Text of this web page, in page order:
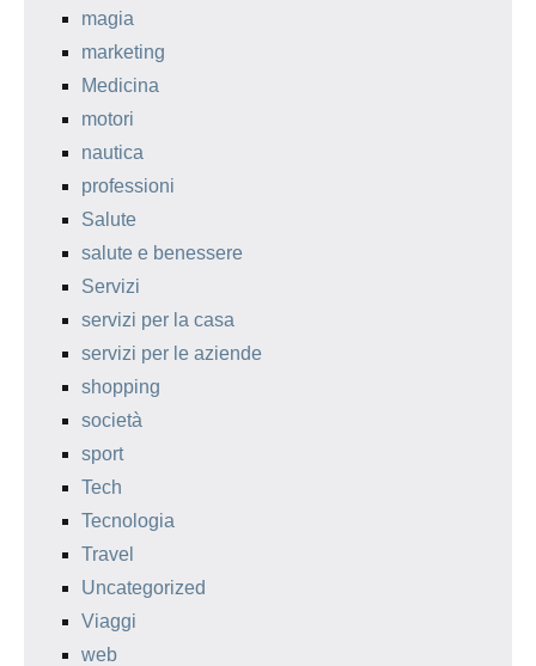
magia
marketing
Medicina
motori
nautica
professioni
Salute
salute e benessere
Servizi
servizi per la casa
servizi per le aziende
shopping
società
sport
Tech
Tecnologia
Travel
Uncategorized
Viaggi
web